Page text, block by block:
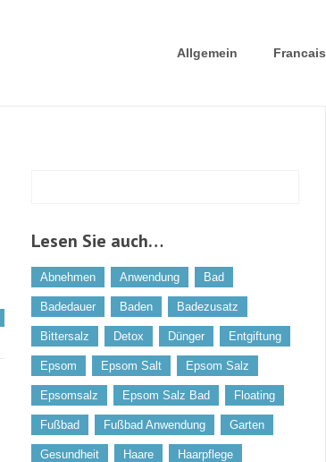
Allgemein Francais
Lesen Sie auch…
Abnehmen Anwendung Bad
Badedauer Baden Badezusatz
Bittersalz Detox Dünger Entgiftung
Epsom Epsom Salt Epsom Salz
Epsomsalz Epsom Salz Bad Floating
Fußbad Fußbad Anwendung Garten
Gesundheit Haare Haarpflege